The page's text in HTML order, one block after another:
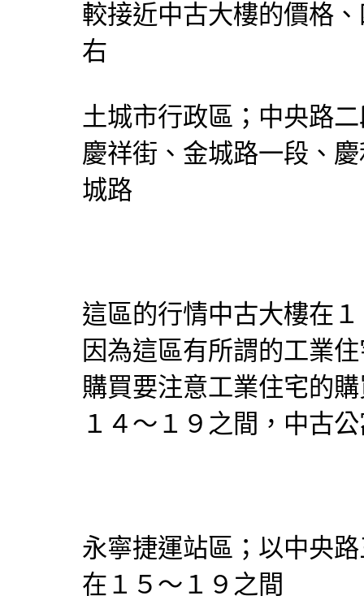
較接近中古大樓的價格
右
土城市行政區；中央路
慶祥街、金城路一段、
城路
這區的行情中古大樓在
因為這區有所謂的工業
購買要注意工業住宅的
１４～１９之間，中古
永寧捷運站區；以中央
在１５～１９之間